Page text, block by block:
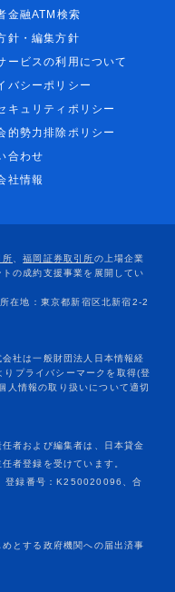
金融ATM検索
針・編集方針
ービスの利用について
バシーポリシー
キュリティポリシー
的勢力排除ポリシー
合わせ
社情報
者および編集者は、日本貸金
者登録を受けています。
登録番号：K250020096、合
とする政府機関への届出済事